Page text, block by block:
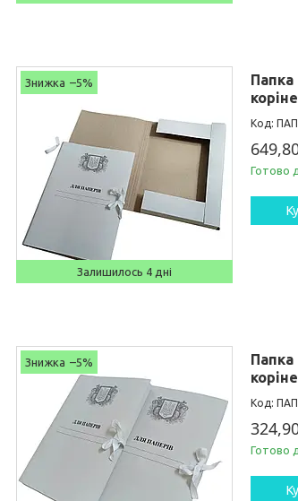
–5%
Залишилось 4 дні
Папка
Готово
–5%
Папка
Готово